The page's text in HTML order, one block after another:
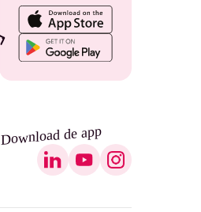
Download de app